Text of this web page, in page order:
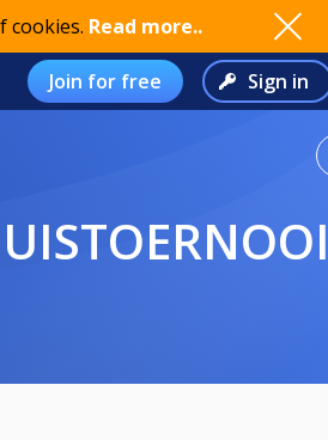
cookies. Read more..
Join for free Sign in